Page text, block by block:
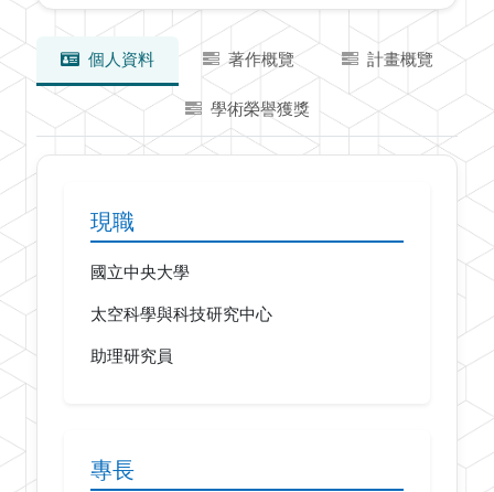
個人資料 著作概覽 計畫概覽
學術榮譽獲獎
現職
國立中央大學
太空科學與科技研究中心
助理研究員
專長